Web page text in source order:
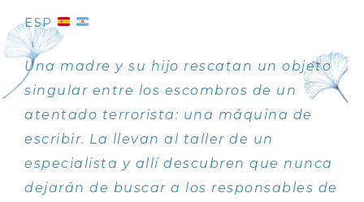
ESP
Una madre y su hijo rescatan un objeto
singular entre los escombros de un
atentado terrorista: una máquina de
escribir. La llevan al taller de un
especialista y allí descubren que nunca
dejarán de buscar a los responsables de